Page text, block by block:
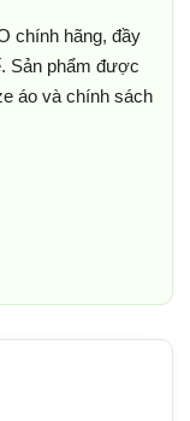
chính hãng, đầy
Sản phẩm được
áo và chính sách